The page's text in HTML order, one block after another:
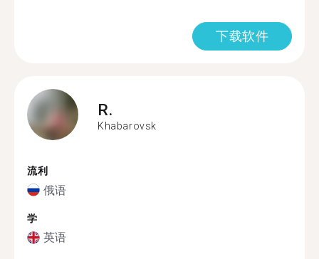
下载软件
R.
Khabarovsk
流利
俄语
学
英语